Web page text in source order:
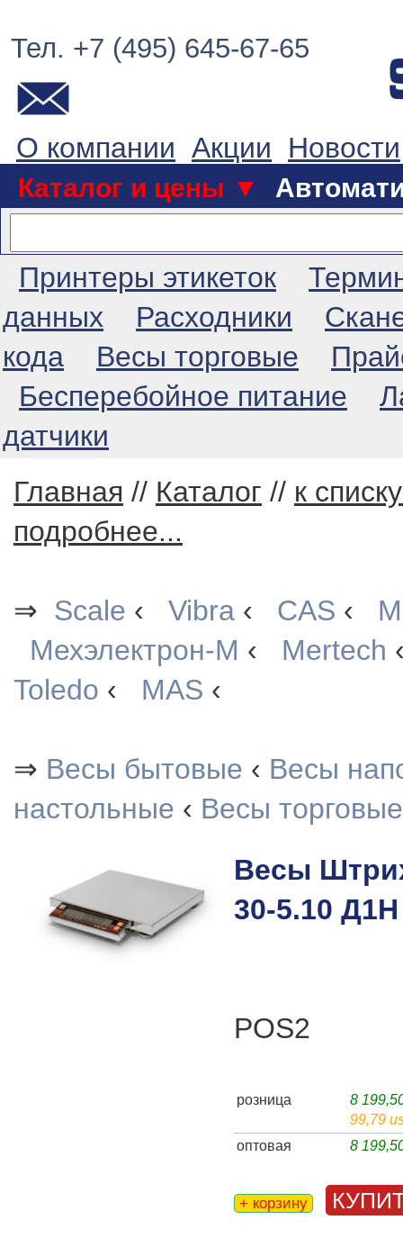
Тел. +7 (495) 645-67-65
О компании Акции Новости
Каталог и цены ▼
Принтеры этикеток
данных
Расходники
кода
Весы торговые
Бесперебойное питание
датчики
Главная // Каталог // к
подробнее...
⇒ Scale ‹ Vibra ‹ CAS ‹
Мехэлектрон-М ‹ Mertech
Toledo ‹ MAS ‹
⇒ Весы бытовые ‹ Весы
настольные ‹ Весы торговые
Весы
30-5.10 Д1Н
POS2
розница
8
99,79
оптовая
8
+ корзину